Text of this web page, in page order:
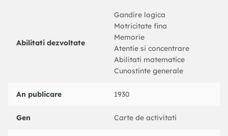
componente mici ce pot fi inghitite.
Transforma fiecare moment intr-o oportunitate de
invatare alaturi de cartea ”Scrie & Sterge”!
Abilitati dezvoltate
Gandire logica
Motricitate fina
Memorie
Atentie si concentrare
Abilitati matematice
Cunostinte generale
An publicare 1930
Gen Carte de activitati